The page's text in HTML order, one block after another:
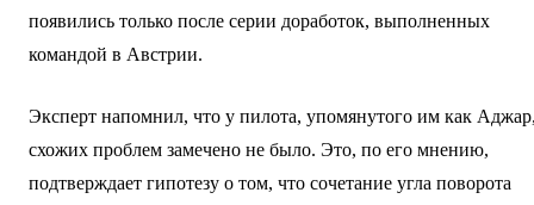
появились только после серии доработок, выполненных
командой в Австрии.
Эксперт напомнил, что у пилота, упомянутого им как
схожих проблем замечено не было. Это, по его мнению,
подтверждает гипотезу о том, что сочетание угла поворота